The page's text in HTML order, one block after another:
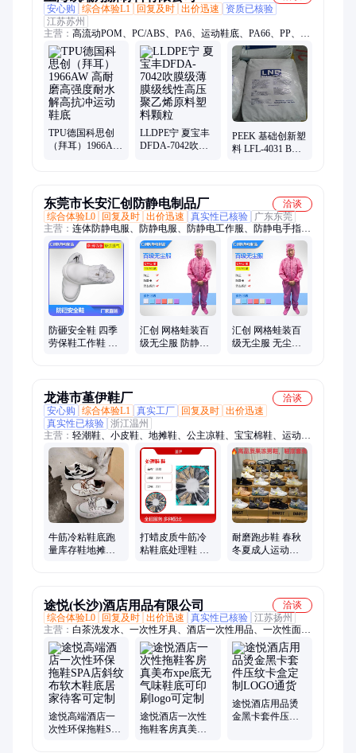
安心购
综合体验L1 回复及时 出价迅速
资质已核验
江苏苏州
主营： 高流动POM、PC/ABS、PA6、运动鞋底、PA66、PP、聚
丙烯、聚甲醛、赛钢、尼龙66、PBT、ABS、HDPE、LCP、
PC、PPS、PMMA、PEEK、TPU、TPV、POE、EVA、PTFE、
PPSU、PET
TPU德国科思创
（拜耳）1966AW
LLDPE宁 夏宝丰
DFDA-7042吹膜
PEEK 基础创新塑
料 LFL-4031 BK
东莞市长安汇创防静电制品厂
洽谈
综合体验L0
回复及时 出价迅速 真实性已核验
广东东莞
主营： 连体防静电服、防静电服、防静电工作服、防静电手指
套、防静电鞋、防静电无尘服、无尘净化服、手指套、乳胶手
套、防静电手套、无尘布、无尘纸、防静电工作鞋、防静电腕
带、防静电手腕带、防静电周转车、SMT上料架、SMT料盘盒、
硅胶滚轮、无尘硅胶滚轮
防砸安全鞋 四季
劳保鞋工作鞋 鞋
汇创 网格蛙装百
级无尘服 防静电
汇创 网格蛙装百
级无尘服 无尘车
龙港市堇伊鞋厂
洽谈
安心购
综合体验L1 真实工厂 回复及时 出价迅速
真实性已核验 浙江温州
主营： 轻潮鞋、小皮鞋、地摊鞋、公主凉鞋、宝宝棉鞋、运动休
闲鞋、彩色老爹鞋、男士休闲鞋、断码休闲鞋、休闲运动鞋、低
帮休闲鞋、真皮老爹鞋、厚底老爹鞋、男童运动鞋、户外运动单
鞋、学生拼色板鞋、杂款女童凉鞋、低帮系带鞋子、男士休闲凉
拖鞋、尾货库存鞋、尾货处理鞋、断码尾货鞋
牛筋冷粘鞋底跑
量库存鞋地摊货
打蜡皮质牛筋冷
粘鞋底处理鞋 纯
耐磨跑步鞋 春秋
冬夏成人运动鞋
途悦(长沙)酒店用品有限公司
洽谈
综合体验L0
回复及时 出价迅速 真实性已核验 江苏扬州
主营： 白茶洗发水、一次性牙具、酒店一次性用品、一次性面
巾、一次性浴巾、浴巾、一次性牙具套件、一次性洗发水、茶
包、礼盒茶
途悦高端酒店一
次性环保拖鞋SPA
途悦酒店一次性
拖鞋客房真美布
途悦酒店用品烫
金黑卡套件压纹